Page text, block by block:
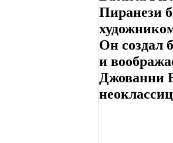
Пиранези
Он создал
и
Джованни